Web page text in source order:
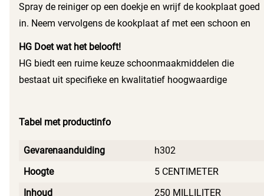
Spray de reiniger op een doekje en wrijf de kookplaat goed
in. Neem vervolgens de kookplaat af met een schoon en
uitgespoeld doekje. Wrijf de kookplaat in tot er een mooie
HG Doet wat het belooft!
HG biedt een ruime keuze schoonmaakmiddelen die
bestaat uit specifieke en kwalitatief hoogwaardige
Tabel met productinfo
Gevarenaanduiding
h302
Hoogte
5 CENTIMETER
Inhoud
250 MILLILITER